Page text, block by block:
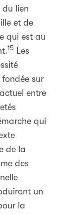
du lien
et de
qui est au
15 Les
sur
entre
qui
de la
des
un
la